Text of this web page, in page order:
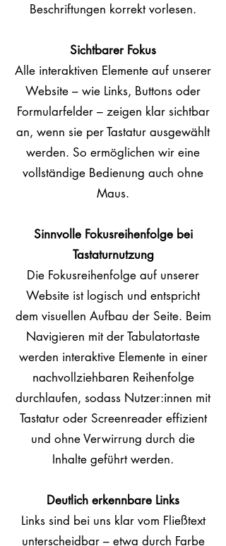
Beschriftungen korrekt vorlesen.
Sichtbarer Fokus
Alle interaktiven Elemente auf unserer
Website – wie Links, Buttons oder
Formularfelder – zeigen klar sichtbar
an, wenn sie per Tastatur ausgewählt
werden. So ermöglichen wir eine
vollständige Bedienung auch ohne
Maus.
Sinnvolle Fokusreihenfolge bei
Tastaturnutzung
Die Fokusreihenfolge auf unserer
Website ist logisch und entspricht
dem visuellen Aufbau der Seite. Beim
Navigieren mit der Tabulatortaste
werden interaktive Elemente in einer
nachvollziehbaren Reihenfolge
durchlaufen, sodass Nutzer:innen mit
Tastatur oder Screenreader effizient
und ohne Verwirrung durch die
Inhalte geführt werden.
Deutlich erkennbare Links
Links sind bei uns klar vom Fließtext
unterscheidbar – etwa durch Farbe